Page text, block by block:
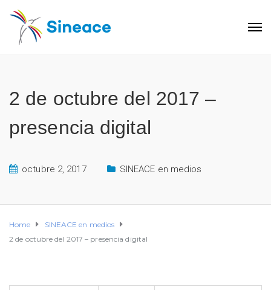
2 de octubre del 2017 –
presencia digital
octubre 2, 2017 SINEACE en medios
Home
SINEACE en medios
2 de octubre del 2017 – presencia digital